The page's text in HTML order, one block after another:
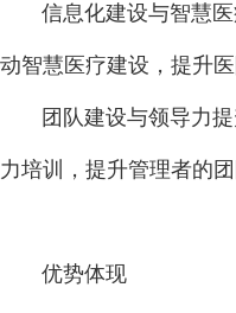
信息化建设与智慧
动智慧医疗建设，提升医
团队建设与领导力
力培训，提升管理者的
优势体现